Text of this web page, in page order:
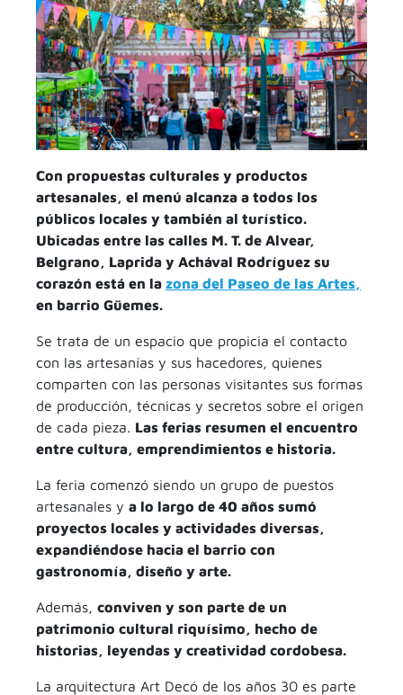
Con propuestas culturales y productos
artesanales, el menú alcanza a todos los
públicos locales y también al turístico.
Ubicadas entre las calles M. T. de Alvear,
Belgrano, Laprida y Achával Rodríguez su
corazón está en la zona del Paseo de las Artes,
en barrio Güemes.
Se trata de un espacio que propicia el contacto
con las artesanías y sus hacedores, quienes
comparten con las personas visitantes sus formas
de producción, técnicas y secretos sobre el origen
de cada pieza. Las ferias resumen el encuentro
entre cultura, emprendimientos e historia.
La feria comenzó siendo un grupo de puestos
artesanales y a lo largo de 40 años sumó
proyectos locales y actividades diversas,
expandiéndose hacia el barrio con
gastronomía, diseño y arte.
Además, conviven y son parte de un
patrimonio cultural riquísimo, hecho de
historias, leyendas y creatividad cordobesa.
La arquitectura Art Decó de los años 30 es parte